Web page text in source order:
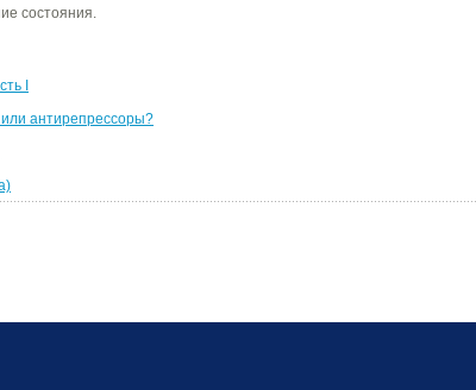
состояния.
I
антирепрессоры?